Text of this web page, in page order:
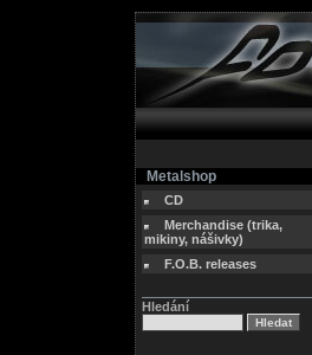
Metalshop
CD
Merchandise (trika,
mikiny, nášivky)
F.O.B. releases
Hledání